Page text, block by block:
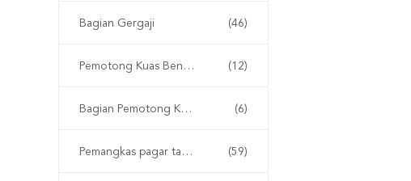
Bagian Gergaji (46)
Pemotong Kuas Bensin (12)
Bagian Pemotong Kuas (6)
Pemangkas pagar tanpa kabel (59)